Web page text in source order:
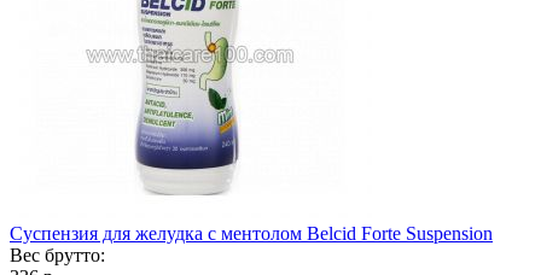
Суспензия для желудка с ментолом Belcid Forte Suspension
Вес брутто: